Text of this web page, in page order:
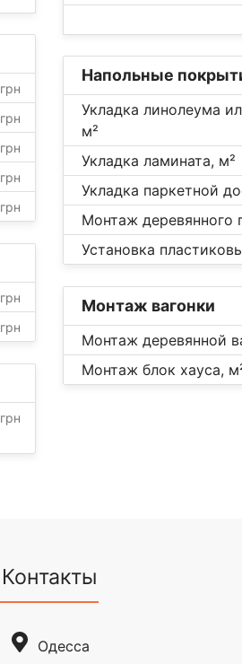
грн
грн
грн
грн
грн
грн
грн
грн
Напольные
Укладка линолеума
м²
Укладка ламината, м²
Укладка паркетной
Монтаж деревянного
Установка
Монтаж вагонки
Монтаж деревянной
Монтаж блок хауса,
Контакты
Одесса